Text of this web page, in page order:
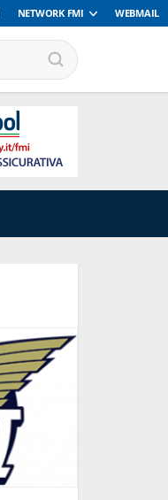
NETWORK FMI WEBMAIL